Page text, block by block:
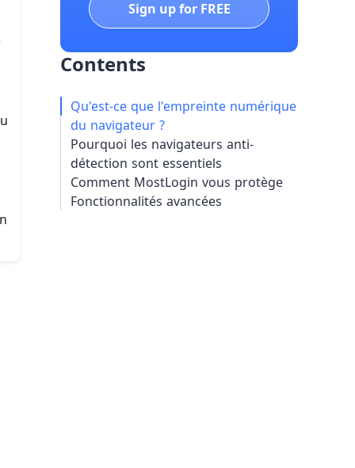
Sign up for FREE
Contents
Qu'est-ce que l'empreinte numérique
du navigateur ?
Pourquoi les navigateurs anti-
détection sont essentiels
Comment MostLogin vous protège
Fonctionnalités avancées